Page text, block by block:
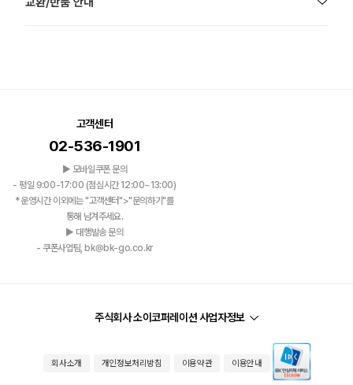
고객센터
02-536-1901
▶ 모바일쿠폰 문의
- 평일 9:00-17:00 (점심시간 12:00~13:00)
*운영시간 이외에는 "고객센터">"문의하기"를
통해 남겨주세요.
▶ 대행발송 문의
- 쿠폰사업팀, bk@bk-go.co.kr
주식회사 소이코퍼레이션 사업자정보
회사소개 개인정보처리방침 이용약관 이용안내